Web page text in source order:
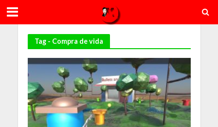
Tag - Compra de vida